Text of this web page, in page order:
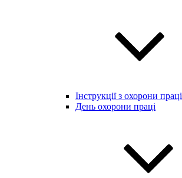
Інструкції з охорони праці
День охорони праці